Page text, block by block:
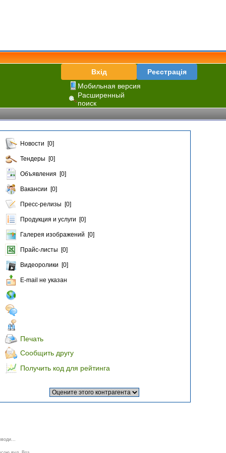
Вхід
Реєстрація
Мобильная версия
Расширенный
поиск
Новости [0]
Тендеры [0]
Объявления [0]
Вакансии [0]
Пресс-релизы [0]
Продукция и услуги [0]
Галерея изображений [0]
Прайс-листы [0]
Видеоролики [0]
E-mail не указан
Печать
Сообщить другу
Получить код для рейтинга